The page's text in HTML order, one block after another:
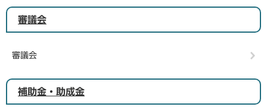
審議会
審議会
補助金・助成金